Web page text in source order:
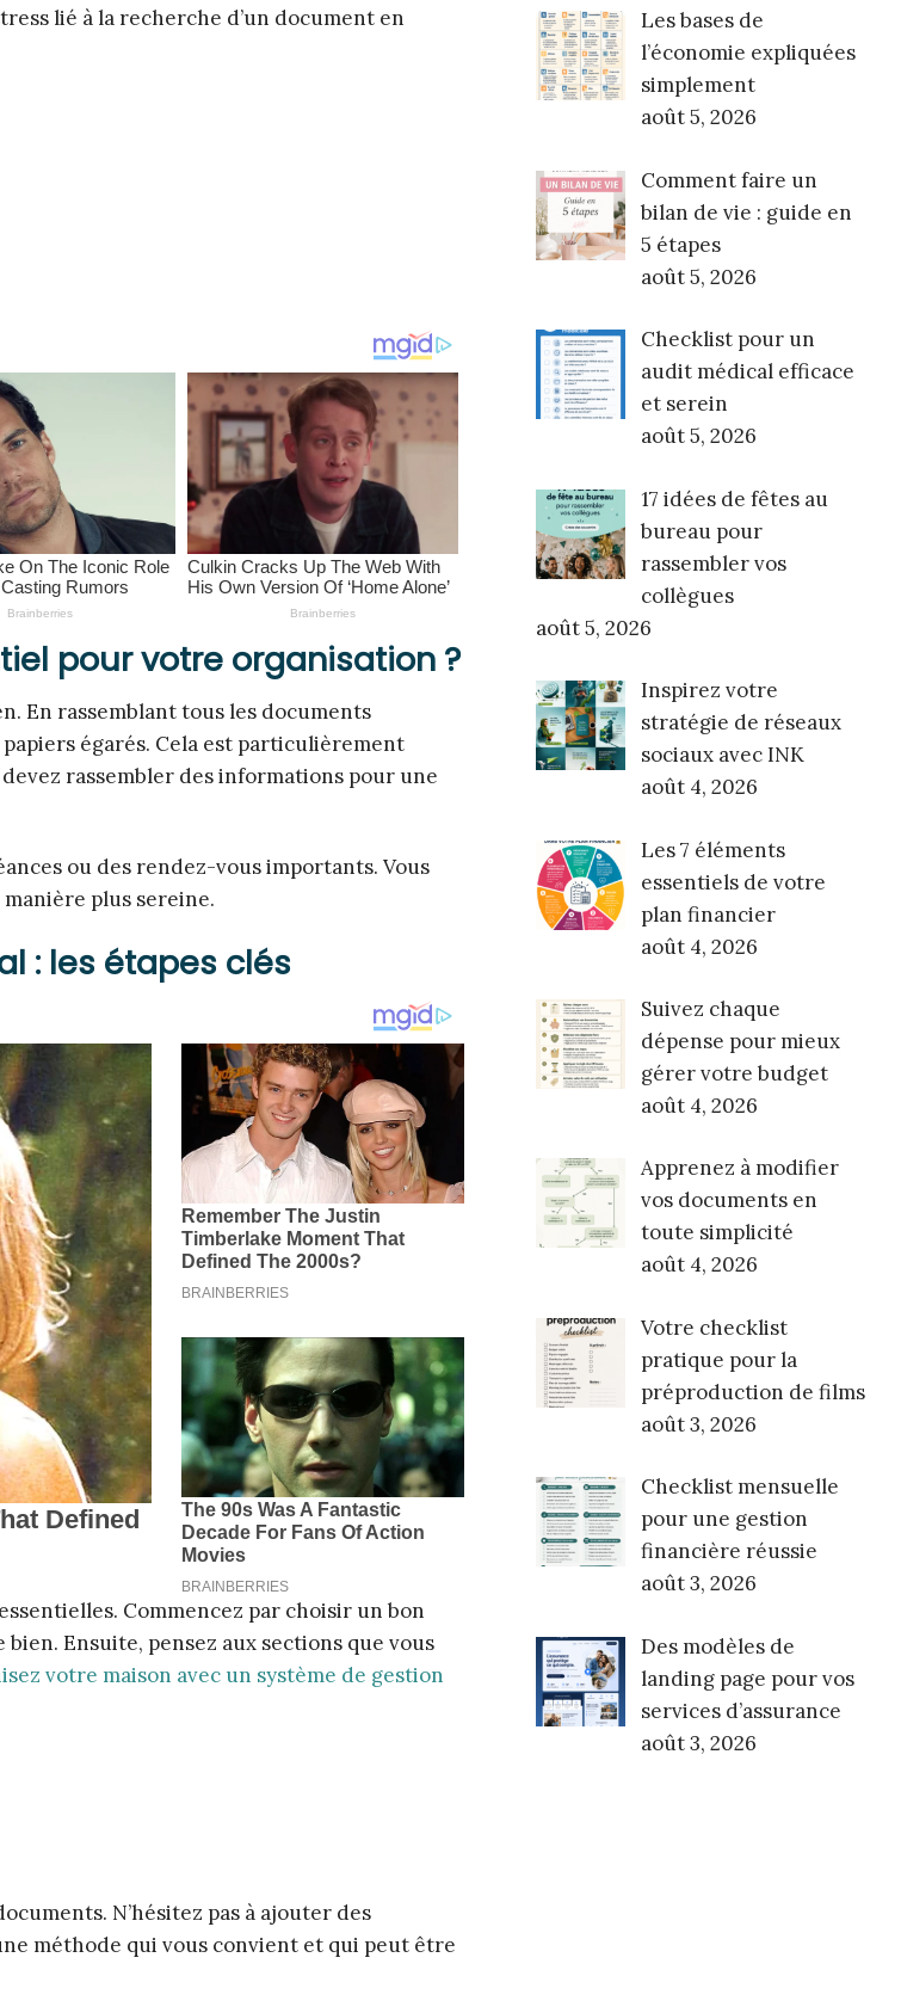
lié à la recherche d’un document en
pour votre organisation ?
En rassemblant tous les documents
égarés. Cela est particulièrement
rassembler des informations pour une
ou des rendez-vous importants. Vous
plus sereine.
: les étapes clés
Commencez par choisir un bon
Ensuite, pensez aux sections que vous
votre maison avec un système de gestion
N’hésitez pas à ajouter des
méthode qui vous convient et qui peut être
Les bases de
l’économie expliquées
simplement
août 5, 2026
Comment faire un
bilan de vie : guide en
5 étapes
août 5, 2026
Checklist pour un
audit médical efficace
et serein
août 5, 2026
17 idées de fêtes au
bureau pour
rassembler vos
collègues
août 5, 2026
Inspirez votre
stratégie de réseaux
sociaux avec INK
août 4, 2026
Les 7 éléments
essentiels de votre
plan financier
août 4, 2026
Suivez chaque
dépense pour mieux
gérer votre budget
août 4, 2026
Apprenez à modifier
vos documents en
toute simplicité
août 4, 2026
Votre checklist
pratique pour la
préproduction de films
août 3, 2026
Checklist mensuelle
pour une gestion
financière réussie
août 3, 2026
Des modèles de
landing page pour vos
services d’assurance
août 3, 2026